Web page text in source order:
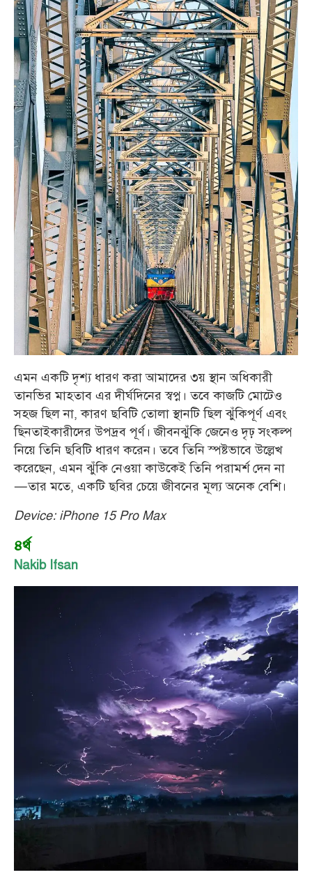
এমন একটি দৃশ্য ধারণ করা আমাদের ৩য় স্থান অধিকারী
তানভির মাহতাব এর দীর্ঘদিনের স্বপ্ন। তবে কাজটি মোটেও
সহজ ছিল না, কারণ ছবিটি তোলা স্থানটি ছিল ঝুঁকিপূর্ণ এবং
ছিনতাইকারীদের উপদ্রব পূর্ণ। জীবনঝুঁকি জেনেও দৃঢ় সংকল্প
নিয়ে তিনি ছবিটি ধারণ করেন। তবে তিনি স্পষ্টভাবে উল্লেখ
করেছেন, এমন ঝুঁকি নেওয়া কাউকেই তিনি পরামর্শ দেন না
—তার মতে, একটি ছবির চেয়ে জীবনের মূল্য অনেক বেশি।
Device: iPhone 15 Pro Max
৪র্থ
Nakib Ifsan